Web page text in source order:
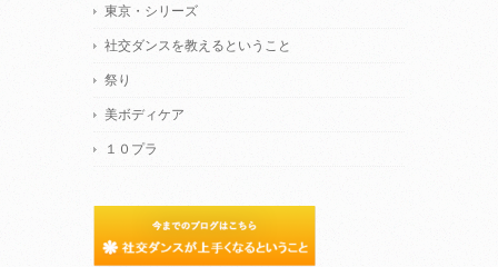
東京・シリーズ
社交ダンスを教えるということ
祭り
美ボディケア
１０プラ